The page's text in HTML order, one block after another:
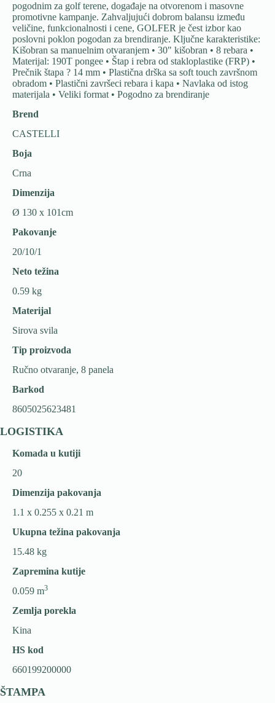
pogodnim za golf terene, događaje na otvorenom i masovne
promotivne kampanje. Zahvaljujući dobrom balansu između
veličine, funkcionalnosti i cene, GOLFER je čest izbor kao
poslovni poklon pogodan za brendiranje. Ključne karakteristike:
Kišobran sa manuelnim otvaranjem • 30" kišobran • 8 rebara •
Materijal: 190T pongee • Štap i rebra od stakloplastike (FRP) •
Prečnik štapa ? 14 mm • Plastična drška sa soft touch završnom
obradom • Plastični završeci rebara i kapa • Navlaka od istog
materijala • Veliki format • Pogodno za brendiranje
Brend
CASTELLI
Boja
Crna
Dimenzija
Ø 130 x 101cm
Pakovanje
20/10/1
Neto težina
0.59 kg
Materijal
Sirova svila
Tip proizvoda
Ručno otvaranje, 8 panela
Barkod
8605025623481
LOGISTIKA
Komada u kutiji
20
Dimenzija pakovanja
1.1 x 0.255 x 0.21 m
Ukupna težina pakovanja
15.48 kg
Zapremina kutije
0.059 m3
Zemlja porekla
Kina
HS kod
660199200000
ŠTAMPA